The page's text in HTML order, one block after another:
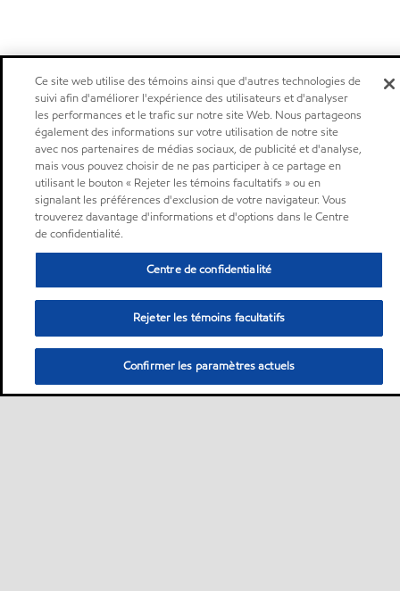
Ce site web utilise des témoins ainsi que d'autres technologies de
suivi afin d'améliorer l'expérience des utilisateurs et d'analyser
les performances et le trafic sur notre site Web. Nous partageons
également des informations sur votre utilisation de notre site
avec nos partenaires de médias sociaux, de publicité et d'analyse,
mais vous pouvez choisir de ne pas participer à ce partage en
utilisant le bouton « Rejeter les témoins facultatifs » ou en
signalant les préférences d'exclusion de votre navigateur. Vous
trouverez davantage d'informations et d'options dans le Centre
de confidentialité.
Centre de confidentialité
Rejeter les témoins facultatifs
Confirmer les paramètres actuels